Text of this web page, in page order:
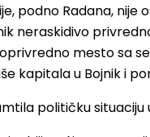
podno Radana,
neraskidivo
mesto sa
kapitala u Bojnik i
političku